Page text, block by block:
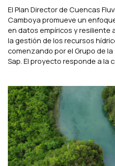
El Plan Director de Cuencas
Camboya promueve un
en datos empíricos y resiliente
la gestión de los recursos
comenzando por el Grupo de
Sap. El proyecto responde a la